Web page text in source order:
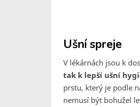
Ušní spreje
V lékárnách jsou k
tak k lepší ušní
prstu, který je podle
nemusí být bohužel